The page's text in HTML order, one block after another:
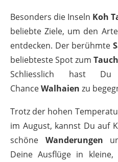
Besonders die Inseln Koh
beliebte Ziele, um den
entdecken. Der berühmte
beliebteste Spot zum
Schliesslich hast
ChanceWalhaien zu
Trotz der hohen
im August, kannst Du auf
schöne Wanderungen
Deine Ausflüge in